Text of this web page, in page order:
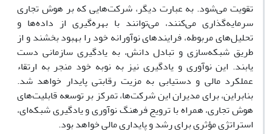
تقویت می‌شود. به عبارت دیگر، شرکت‌هایی که بر هوش تجاری
سرمایه‌گذاری می‌کنند، می‌توانند با بهره‌گیری از داده‌ها و
تحلیل‌های مربوطه، فرایندهای نوآورانه خود را بهبود بخشند و از
طریق شبکه‌سازی و تبادل دانش، به یادگیری سازمانی دست
یابند. این نوآوری و یادگیری نیز به نوبه خود منجر به ارتقاء
عملکرد مالی و دستیابی به مزیت رقابتی پایدار خواهد شد.
بنابراین، برای مدیران این شرکت‌ها، تمرکز بر توسعه قابلیت‌های
هوش تجاری، همراه با ترویج فرهنگ نوآوری و یادگیری شبکه‌ای،
استراتژی مؤثری برای رشد و پایداری مالی خواهد بود.